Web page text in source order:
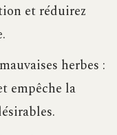
et réduirez
herbes :
empêche la